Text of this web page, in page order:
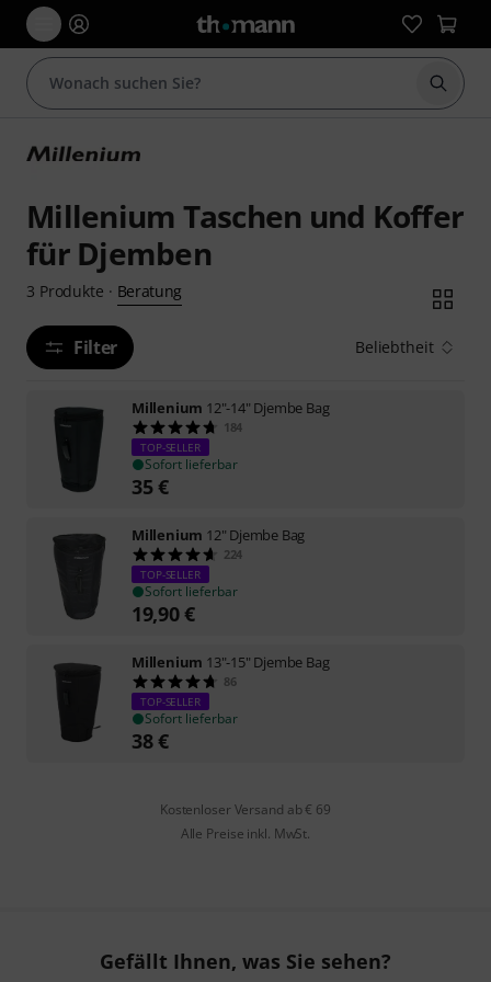
Suche
Millenium Taschen und Koffer
für Djemben
3 Produkte · Beratung
Filter Beliebtheit
Millenium 12"-14" Djembe Bag
184
TOP-SELLER
Sofort lieferbar
35€
Millenium 12" Djembe Bag
224
TOP-SELLER
Sofort lieferbar
19,90€
Millenium 13"-15" Djembe Bag
86
TOP-SELLER
Sofort lieferbar
38€
Kostenloser Versand ab € 69
Alle Preise inkl. MwSt.
Gefällt Ihnen, was Sie sehen?